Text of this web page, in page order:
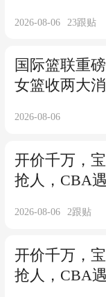
2026-08-06 23跟贴
国际篮联重
女篮收两大
2026-08-06
开价千万，
抢人，CBA
2026-08-06 2跟贴
开价千万，
抢人，CBA